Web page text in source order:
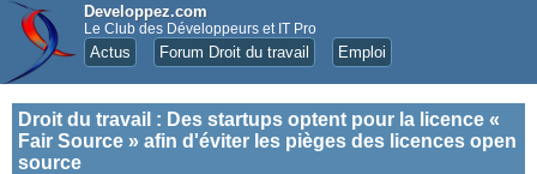
Developpez.com
Le Club des Développeurs et IT Pro
Actus Forum Droit du travail Emploi
Droit du travail : Des startups optent pour la licence «
Fair Source » afin d'éviter les pièges des licences open
source